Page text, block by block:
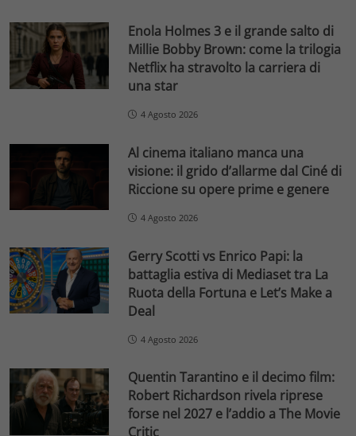
Enola Holmes 3 e il grande salto di
Millie Bobby Brown: come la trilogia
Netflix ha stravolto la carriera di
una star
4 Agosto 2026
Al cinema italiano manca una
visione: il grido d’allarme dal Ciné di
Riccione su opere prime e genere
4 Agosto 2026
Gerry Scotti vs Enrico Papi: la
battaglia estiva di Mediaset tra La
Ruota della Fortuna e Let’s Make a
Deal
4 Agosto 2026
Quentin Tarantino e il decimo film:
Robert Richardson rivela riprese
forse nel 2027 e l’addio a The Movie
Critic